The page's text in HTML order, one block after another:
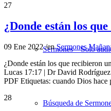
Sermones – Solo
Búsqueda de
27
¿Donde están los
09 Ene 2022/enSermones
¿Donde están los que recibieron
Lucas 17:17 | Dr David
PDF Etiquetas: cuando Dios
28